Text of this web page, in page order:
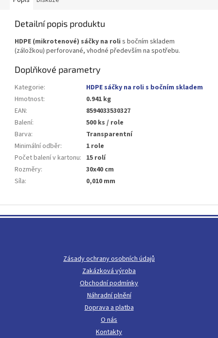
Detailní popis produktu
HDPE (mikrotenové) sáčky na roli s bočním skladem
(záložkou) perforované, vhodné především na spotřebu.
Doplňkové parametry
Kategorie:
HDPE sáčky na roli s bočním skladem
Hmotnost:
0.941 kg
EAN:
8594033530327
Balení:
500 ks / role
Barva:
Transparentní
Minimální odběr:
1 role
Počet balení v kartonu: 15 rolí
Rozměry:
30x40 cm
Síla: 0,010 mm
á
Zásady ochrany osobních údajů
Zakázková výroba
Obchodní podmínky
Náhradní plnění
Doprava a platba
O nás
Kontakty